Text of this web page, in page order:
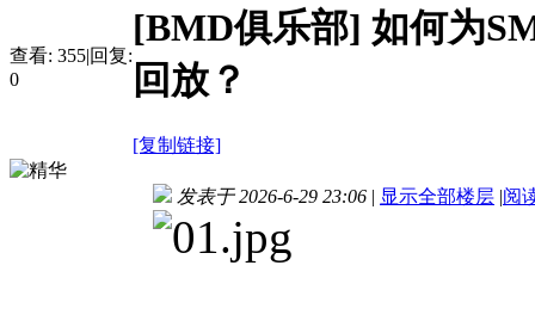
查看: 355|回复:
0
[BMD俱乐部] 如何为
回放？
[复制链接]
发表于 2026-6-29 23:06 | 显示全部楼层 |阅